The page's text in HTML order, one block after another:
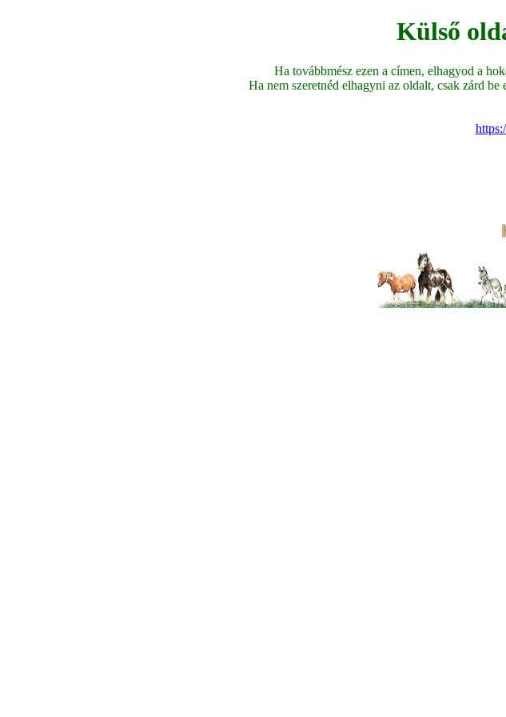
Külső
Ha továbbmész ezen a címen, elhagyod a
Ha nem szeretnéd elhagyni az oldalt, csak zárd